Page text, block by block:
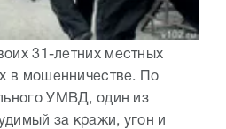
31-летних местных
в мошенничестве. По
УМВД, один из
за кражи, угон и